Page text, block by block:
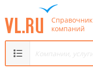
Справочник
компаний